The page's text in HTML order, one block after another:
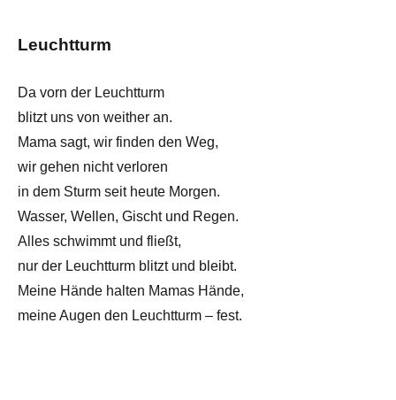
Leuchtturm
Da vorn der Leuchtturm
blitzt uns von weither an.
Mama sagt, wir finden den Weg,
wir gehen nicht verloren
in dem Sturm seit heute Morgen.
Wasser, Wellen, Gischt und Regen.
Alles schwimmt und fließt,
nur der Leuchtturm blitzt und bleibt.
Meine Hände halten Mamas Hände,
meine Augen den Leuchtturm – fest.